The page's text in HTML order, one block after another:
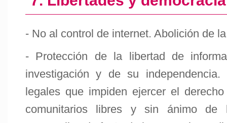
- No al control de internet. Abolición de
- Protección de la libertad de
investigación y de su
legales que impiden ejercer el
comunitarios libres y sin ánimo de